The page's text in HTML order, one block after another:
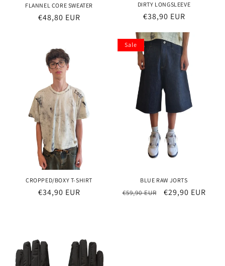
FLANNEL CORE SWEATER
Normaler
€48,80 EUR
DIRTY LONGSLEEVE
Normaler
€38,90 EUR
CROPPED/BOXY T-SHIRT
Normaler
€34,90 EUR
Sale
BLUE RAW JORTS
Normaler
€59,90 EUR Verkaufspreis
€29,90 EUR